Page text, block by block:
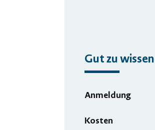
Gut zu wissen
Anmeldung
Kosten